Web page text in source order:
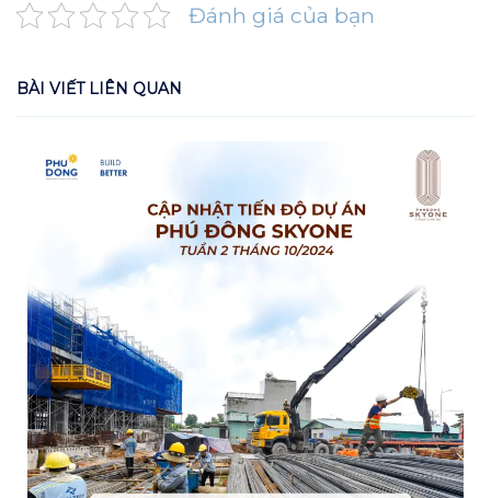
Đánh giá của bạn
BÀI VIẾT LIÊN QUAN